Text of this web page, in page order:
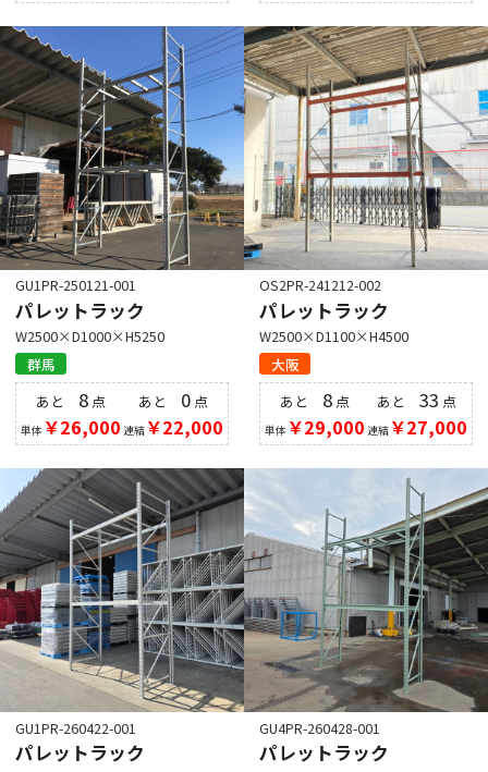
GU1PR-250121-001
パレットラック
W2500×D1000×H5250
群馬
あと 8 点
単体 ￥26,000
あと 0点
連結￥22,000
OS2PR-241212-002
パレットラック
W2500×D1100×H4500
大阪
あと 8 点
単体 ￥29,000
あと33 点
連結￥27,000
GU1PR-260422-001
パレットラック
GU4PR-260428-001
パレットラック